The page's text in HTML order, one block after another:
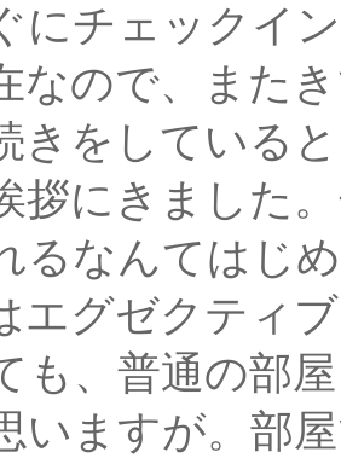
にチェックイ
なので、また
きをしている
拶にきました
るなんてはじ
グゼクティ
も、普通の部
いますが。部